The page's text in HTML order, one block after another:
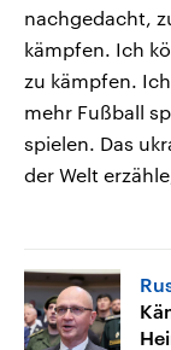
nachgedacht,
kämpfen. Ich
zu kämpfen.
mehr Fußball
spielen. Das
der Welt